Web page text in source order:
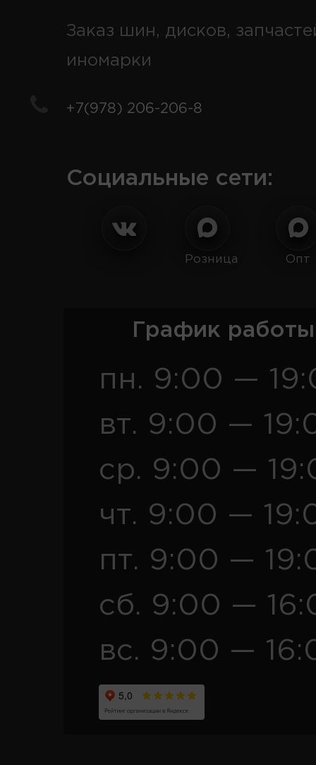
Заказ шин, дисков,
иномарки
+7(978) 206-206-8
Социальные сети:
Розница Опт
График
пн. 9:00 —
вт. 9:00 —
ср. 9:00 —
чт. 9:00 —
пт. 9:00 —
сб. 9:00 —
вс. 9:00 —